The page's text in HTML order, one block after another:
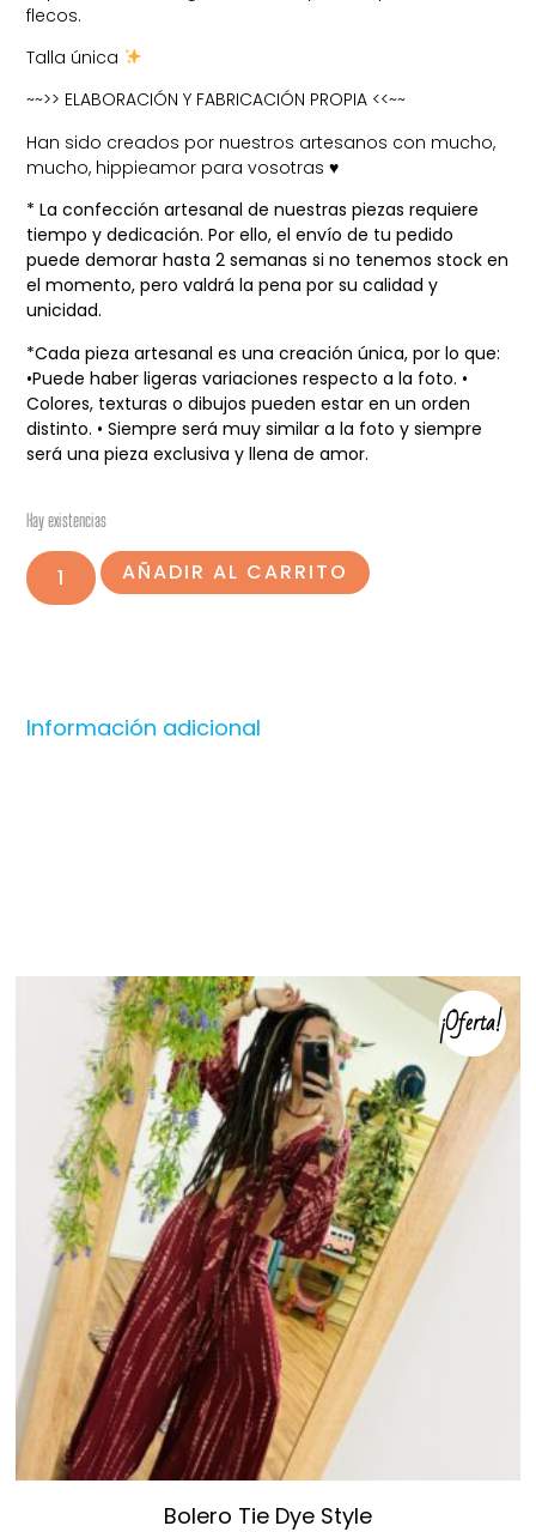
flecos.
Talla única
~~>> ELABORACIÓN Y FABRICACIÓN PROPIA <<~~
Han sido creados por nuestros artesanos con mucho,
mucho, hippieamor para vosotras ♥️
* La confección artesanal de nuestras piezas requiere
tiempo y dedicación. Por ello, el envío de tu pedido
puede demorar hasta 2 semanas si no tenemos stock en
el momento, pero valdrá la pena por su calidad y
unicidad.
*Cada pieza artesanal esuna creación única, por loque:
•Puede haber ligeras variaciones respecto a la foto. •
Colores, texturas o dibujos pueden estar en un orden
distinto. • Siempreserá muy similar a la foto y siempre
será una pieza exclusivay llena de amor.
Hay existencias
AÑADIR AL CARRITO
Información adicional
¡Oferta!
Bolero Tie Dye Style